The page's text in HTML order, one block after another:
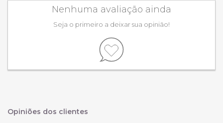
Nenhuma avaliação ainda
Seja o primeiro a deixar sua opinião!
Opiniões dos clientes